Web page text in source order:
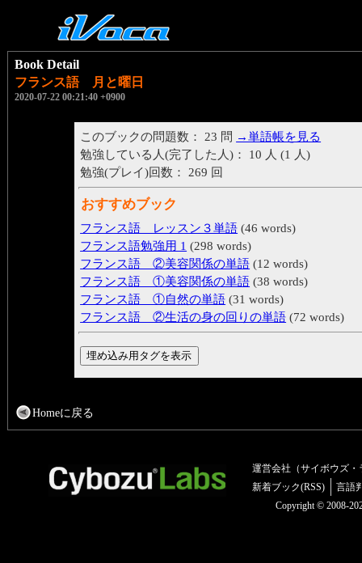
Book Detail
フランス語 月と曜日
2020-07-22 00:21:40 +0900
このブックの問題数： 23 問 →単語帳を見る
勉強している人(完了した人)： 10 人 (1 人)
勉強(プレイ)回数： 269 回
おすすめブック
フランス語 レッスン３単語 (46 words)
フランス語勉強用 1 (298 words)
フランス語 ②美容関係の単語 (12 words)
フランス語 ①美容関係の単語 (38 words)
フランス語 ①自然の単語 (31 words)
フランス語 ②生活の身の回りの単語 (72 words)
Homeに戻る
運営会社（サイボウズ・
新着ブック(RSS)
言語
Copyright © 2008-